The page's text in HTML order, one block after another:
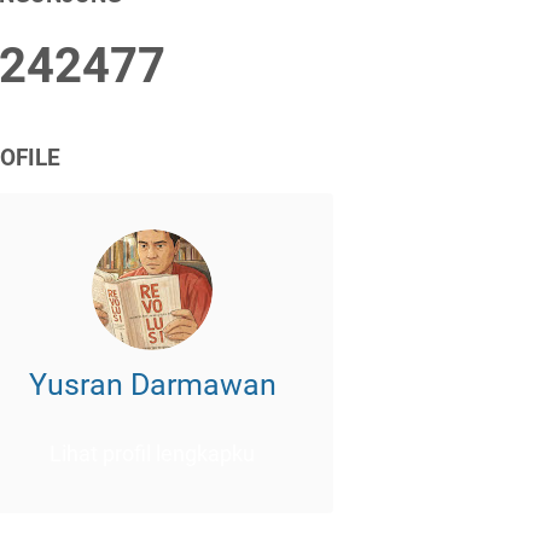
242477
Yusran Darmawan